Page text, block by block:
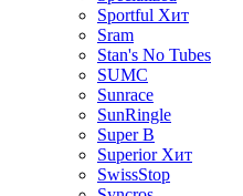
Sportful Хит
Sram
Stan's No Tubes
SUMC
Sunrace
SunRingle
Super B
Superior Хит
SwissStop